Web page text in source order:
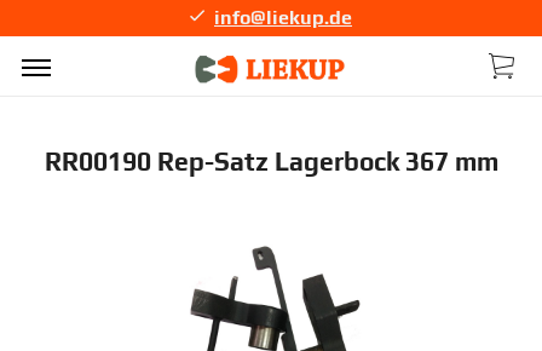
info@liekup.de
RR00190 Rep-Satz Lagerbock 367 mm